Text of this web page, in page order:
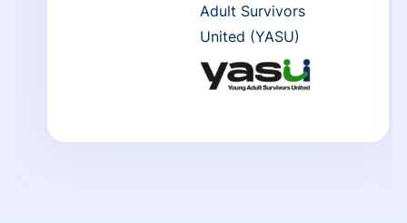
Adult Survivors
United (YASU)